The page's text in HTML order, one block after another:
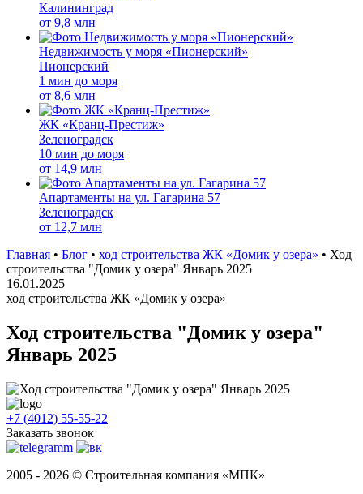
Калининград
от 9,8 млн
Недвижимость у моря «Пионерский»
Пионерский
1 мин до моря
от 8,6 млн
ЖК «Кранц-Престиж»
Зеленоградск
10 мин до моря
от 14,9 млн
Апартаменты на ул. Гагарина 57
Зеленоградск
от 12,7 млн
Главная • Блог • ход строительства ЖК «Домик у озера» • Ход
строительства "Домик у озера" Январь 2025
16.01.2025
ход строительства ЖК «Домик у озера»
Ход строительства "Домик у озера"
Январь 2025
+7 (4012) 55-55-22
Заказать звонок
2005 - 2026 © Строительная компания «МПК»